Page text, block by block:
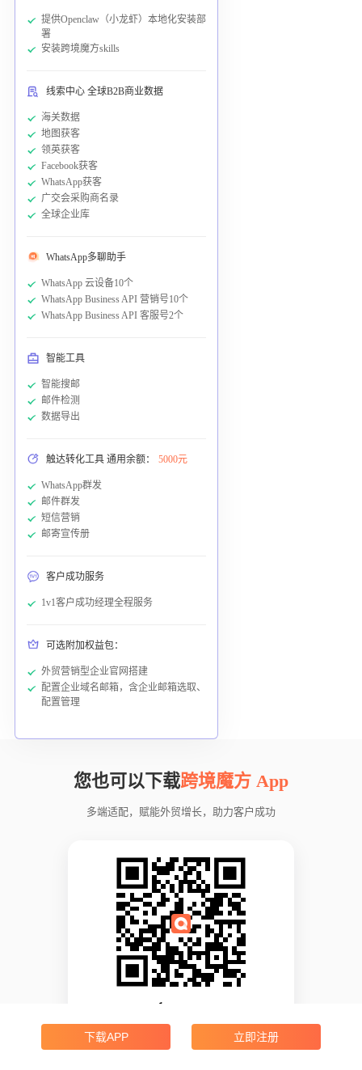
提供Openclaw（小龙虾）本地化安装部
署
安装跨境魔方skills
线索中心 全球B2B商业数据
海关数据
地图获客
领英获客
Facebook获客
WhatsApp获客
广交会采购商名录
全球企业库
WhatsApp多聊助手
WhatsApp 云设备10个
WhatsApp Business API 营销号10个
WhatsApp Business API 客服号2个
智能工具
智能搜邮
邮件检测
数据导出
触达转化工具 通用余额： 5000元
WhatsApp群发
邮件群发
短信营销
邮寄宣传册
客户成功服务
1v1客户成功经理全程服务
可选附加权益包：
外贸营销型企业官网搭建
配置企业域名邮箱，含企业邮箱选取、
配置管理
您也可以下载跨境魔方 App
多端适配，赋能外贸增长，助力客户成功
下载APP 立即注册